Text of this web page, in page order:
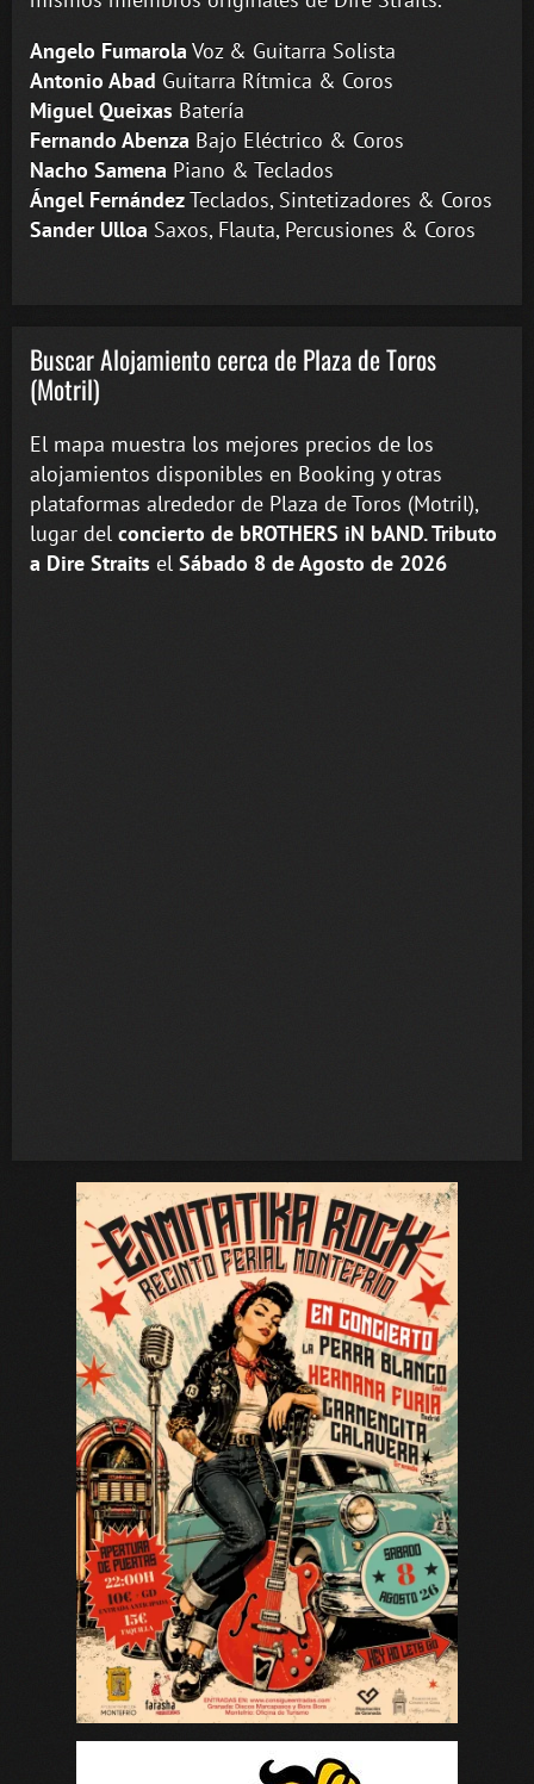
Angelo Fumarola Voz & Guitarra Solista
Antonio Abad Guitarra Rítmica & Coros
Miguel Queixas Batería
Fernando Abenza Bajo Eléctrico & Coros
Nacho Samena Piano & Teclados
Ángel FernándezTeclados, Sintetizadores & Coros
Sander Ulloa Saxos, Flauta, Percusiones & Coros
Buscar Alojamiento cerca de Plaza de Toros
(Motril)
El mapa muestra los mejores precios de los
alojamientos disponibles en Booking y otras
plataformas alrededor de Plaza de Toros (Motril),
lugar del concierto de bROTHERS iN bAND. Tributo
a Dire Straits el Sábado 8 de Agosto de 2026